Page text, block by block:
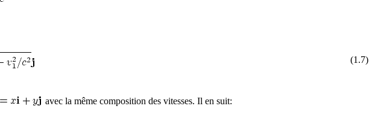
(1.7)
avec la même composition des vitesses. Il en suit: